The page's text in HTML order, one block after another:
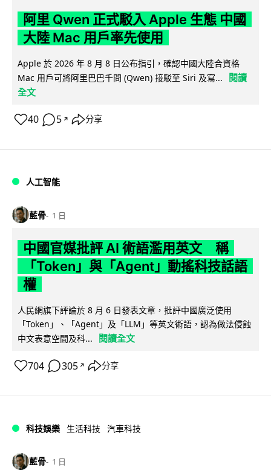
阿里 Qwen 正式駁入 Apple 生態 中國
大陸 Mac 用戶率先使用
Apple 於 2026 年 8 月 8 日公布指引，確認中國大陸合資格
Mac 用戶可將阿里巴巴千問 (Qwen) 接駁至 Siri 及寫...
閱讀
全文
40 5 ↗ 分享
人工智能
藍骨 1 日
中國官媒批評 AI 術語濫用英文 稱
「Token」與「Agent」動搖科技話語
權
人民網旗下評論於 8 月 6 日發表文章，批評中國廣泛使用
「Token」、「Agent」及「LLM」等英文術語，認為做法侵蝕
中文表意空間及科...
閱讀全文
704 305 ↗ 分享
科技娛樂 生活科技 汽車科技
藍骨 1 日